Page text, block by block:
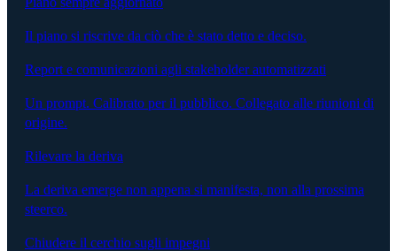
Il piano si riscrive da ciò che è stato detto e deciso.
Report e comunicazioni agli stakeholder automatizzati
Un prompt. Calibrato per il pubblico. Collegato alle riunioni di
origine.
Rilevare la deriva
La deriva emerge non appena si manifesta, non alla prossima
steerco.
Chiudere il cerchio sugli impegni